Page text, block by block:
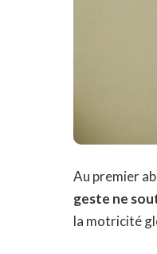
Au premier
geste ne
la motricité